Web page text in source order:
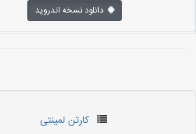
دانلود نسخه اندروید
کارتن لمینتی